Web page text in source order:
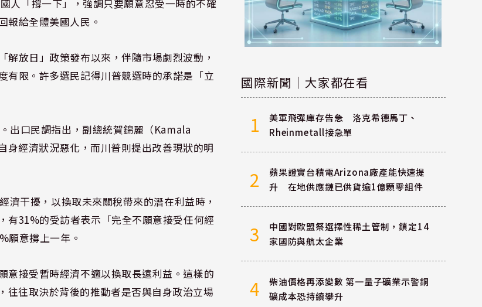
人「撐一下」，強調只要願意忍受一時的不確
報給全體美國人民。
放日」政策發布以來，伴隨市場劇烈波動，
有限。許多選民記得川普競選時的承諾是「立
出口民調指出，副總統賀錦麗（Kamala
經濟狀況惡化，而川普則提出改善現狀的明
干擾，以換取未來關稅帶來的潛在利益時，
有31%的受訪者表示「完全不願意接受任何經
願意撐上一年。
意接受暫時經濟不適以換取長遠利益。這樣的
往取決於背後的推動者是否與自身政治立場
國際新聞｜大家都在看
1
美軍飛彈庫存告急 洛克希德馬丁、
Rheinmetall接急單
2
蘋果證實台積電Arizona廠產能快速提
升 在地供應鏈已供貨逾1億顆零組件
3
中國對歐盟祭選擇性稀土管制，鎖定14
家國防與航太企業
4
柴油價格再添變數 第一量子礦業示警銅
礦成本恐持續攀升